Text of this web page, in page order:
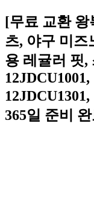
[무료 교환 왕
츠, 야구 미즈
용 레귤러 핏,
365일 준비